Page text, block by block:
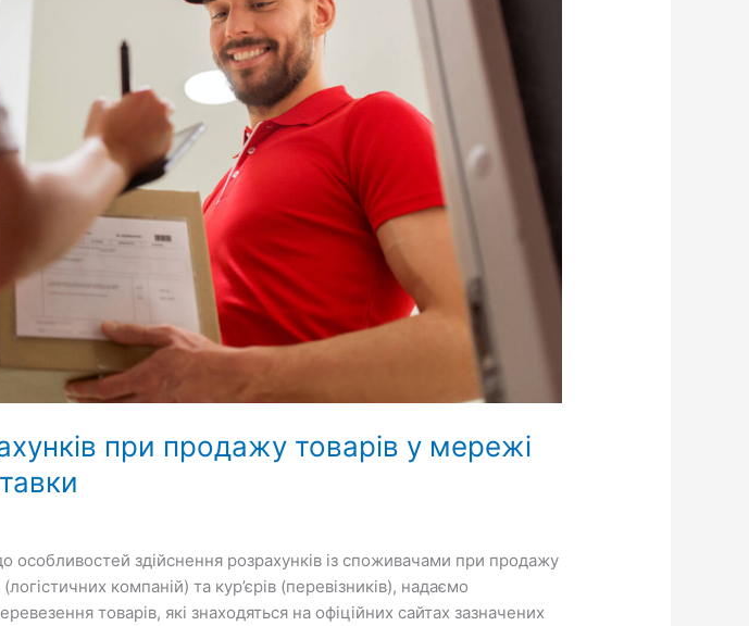
при продажу товарів у мережі
здійснення розрахунків із споживачами при продажу
компаній) та кур’єрів (перевізників), надаємо
товарів, які знаходяться на офіційних сайтах зазначених